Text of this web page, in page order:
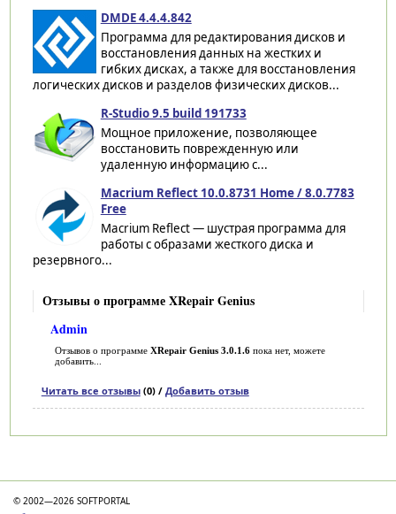
DMDE 4.4.4.842
Программа для редактирования дисков и
восстановления данных на жестких и
гибких дисках, а также для восстановления
логических дисков и разделов физических дисков...
R-Studio 9.5 build 191733
Мощное приложение, позволяющее
восстановить поврежденную или
удаленную информацию с...
Macrium Reflect 10.0.8731 Home / 8.0.7783
Free
Macrium Reflect — шустрая программа для
работы с образами жесткого диска и
резервного...
Отзывы о программе XRepair Genius
Admin
Отзывов о программе XRepair Genius 3.0.1.6пока нет, можете
добавить...
Читать все отзывы(0) / Добавить отзыв
© 2002—2026 SOFTPORTAL